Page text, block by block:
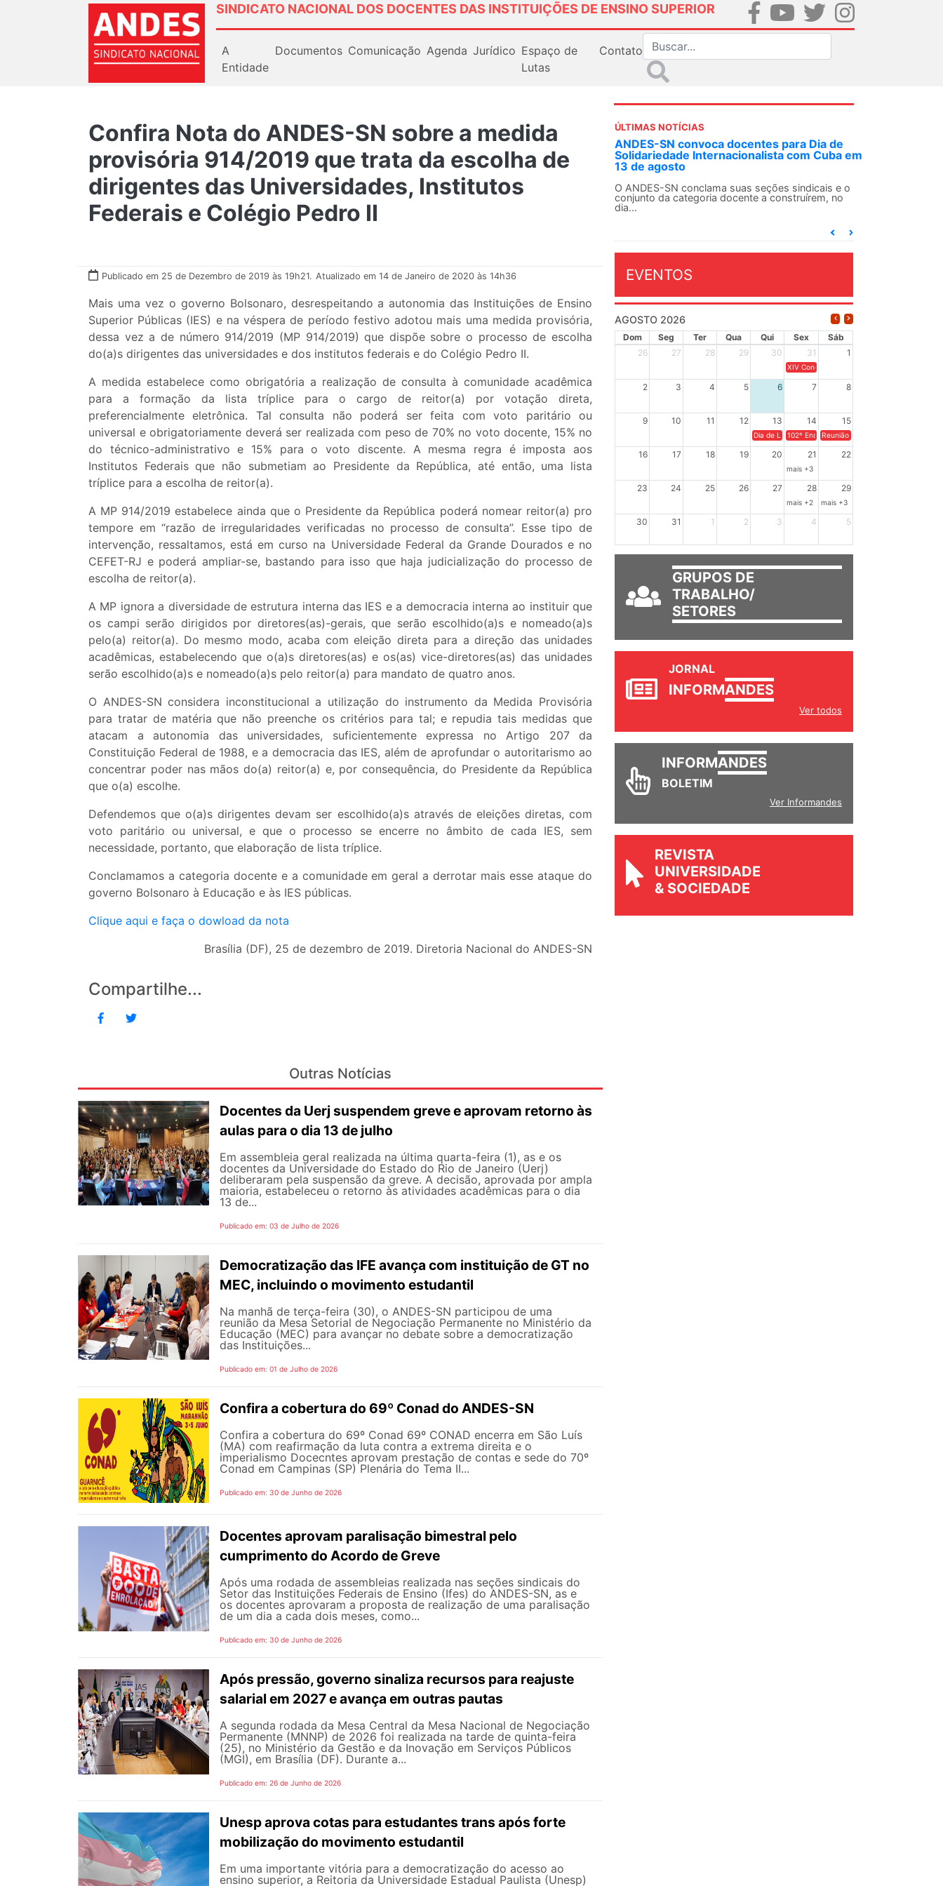
SINDICATO NACIONAL DOS DOCENTES DAS INSTITUIÇÕES DE ENSINO SUPERIOR
A
Entidade
Documentos Comunicação Agenda Jurídico Espaço de
Lutas
Contato
Confira Nota do ANDES-SN sobre a medida
provisória 914/2019 que trata da escolha de
dirigentes das Universidades, Institutos
Federais e Colégio Pedro II
Publicado em 25 de Dezembro de 2019 às 19h21. Atualizado em 14 de Janeiro de 2020 às 14h36
Mais uma vez o governo Bolsonaro, desrespeitando a autonomia das Instituições de Ensino
Superior Públicas (IES) e na véspera de período festivo adotou mais uma medida provisória,
dessa vez a de número 914/2019 (MP 914/2019) que dispõe sobre o processo de escolha
do(a)s dirigentes das universidades e dos institutos federais e do Colégio Pedro II.
A medida estabelece como obrigatória a realização de consulta à comunidade acadêmica
para a formação da lista tríplice para o cargo de reitor(a) por votação direta,
preferencialmente eletrônica. Tal consulta não poderá ser feita com voto paritário ou
universal e obrigatoriamente deverá ser realizada com peso de 70% no voto docente, 15% no
do técnico-administrativo e 15% para o voto discente. A mesma regra é imposta aos
Institutos Federais que não submetiam ao Presidente da República, até então, uma lista
tríplice para a escolha de reitor(a).
A MP 914/2019 estabelece ainda que o Presidente da República poderá nomear reitor(a) pro
tempore em “razão de irregularidades verificadas no processo de consulta”. Esse tipo de
intervenção, ressaltamos, está em curso na Universidade Federal da Grande Dourados e no
CEFET-RJ e poderá ampliar-se, bastando para isso que haja judicialização do processo de
escolha de reitor(a).
A MP ignora a diversidade de estrutura interna das IES e a democracia interna ao instituir que
os campi serão dirigidos por diretores(as)-gerais, que serão escolhido(a)s e nomeado(a)s
pelo(a) reitor(a). Do mesmo modo, acaba com eleição direta para a direção das unidades
acadêmicas, estabelecendo que o(a)s diretores(as) e os(as) vice-diretores(as) das unidades
serão escolhido(a)s e nomeado(a)s pelo reitor(a) para mandato de quatro anos.
O ANDES-SN considera inconstitucional a utilização do instrumento da Medida Provisória
para tratar de matéria que não preenche os critérios para tal; e repudia tais medidas que
atacam a autonomia das universidades, suficientemente expressa no Artigo 207 da
Constituição Federal de 1988, e a democracia das IES, além de aprofundar o autoritarismo ao
concentrar poder nas mãos do(a) reitor(a) e, por consequência, do Presidente da República
que o(a) escolhe.
Defendemos que o(a)s dirigentes devam ser escolhido(a)s através de eleições diretas, com
voto paritário ou universal, e que o processo se encerre no âmbito de cada IES, sem
necessidade, portanto, que elaboração de lista tríplice.
Conclamamos a categoria docente e a comunidade em geral a derrotar mais esse ataque do
governo Bolsonaro à Educação e às IES públicas.
Clique aqui e faça o dowload da nota
Brasília (DF), 25 de dezembro de 2019. Diretoria Nacional do ANDES-SN
Compartilhe...
Outras Notícias
Docentes da Uerj suspendem greve e aprovam retorno às
aulas para o dia 13 de julho
Em assembleia geral realizada na última quarta-feira (1), as e os
docentes da Universidade do Estado do Rio de Janeiro (Uerj)
deliberaram pela suspensão da greve. A decisão, aprovada por ampla
maioria, estabeleceu o retorno às atividades acadêmicas para o dia
13 de...
Publicado em: 03 de Julho de 2026
Democratização das IFE avança com instituição de GT no
MEC, incluindo o movimento estudantil
Na manhã de terça-feira (30), o ANDES-SN participou de uma
reunião da Mesa Setorial de Negociação Permanente no Ministério da
Educação (MEC) para avançar no debate sobre a democratização
das Instituições...
Publicado em: 01 de Julho de 2026
Confira a cobertura do 69º Conad do ANDES-SN
Confira a cobertura do 69º Conad 69º CONAD encerra em São Luís
(MA) com reafirmação da luta contra a extrema direita e o
imperialismo Docecntes aprovam prestação de contas e sede do 70º
Conad em Campinas (SP) Plenária do Tema II...
Publicado em: 30 de Junho de 2026
Docentes aprovam paralisação bimestral pelo
cumprimento do Acordo de Greve
Após uma rodada de assembleias realizada nas seções sindicais do
Setor das Instituições Federais de Ensino (Ifes) do ANDES-SN, as e
os docentes aprovaram a proposta de realização de uma paralisação
de um dia a cada dois meses, como...
Publicado em: 30 de Junho de 2026
Após pressão, governo sinaliza recursos para reajuste
salarial em 2027 e avança em outras pautas
A segunda rodada da Mesa Central da Mesa Nacional de Negociação
Permanente (MNNP) de 2026 foi realizada na tarde de quinta-feira
(25), no Ministério da Gestão e da Inovação em Serviços Públicos
(MGI), em Brasília (DF). Durante a...
Publicado em: 26 de Junho de 2026
Unesp aprova cotas para estudantes trans após forte
mobilização do movimento estudantil
Em uma importante vitória para a democratização do acesso ao
ensino superior, a Reitoria da Universidade Estadual Paulista (Unesp)
ÚLTIMAS NOTÍCIAS
ANDES-SN convoca docentes para Dia de
Solidariedade Internacionalista com Cuba em
13 de agosto
O ANDES-SN conclama suas seções sindicais e o
conjunto da categoria docente a construírem, no
Em decisão inédita, Justiça Federal
ex-agente da ditadura por estupro
Federal Criminal do Rio de Janeiro condenou o...
EVENTOS
AGOSTO 2026
Dom Seg Ter Qua Qui Sex
Sáb
26
27 28 29 30 31 1
XIV Congresso Brasileiro de
2 3 4 5 6 7 8
9 10 11 12 13 14 15
Dia de Luta em Defesa de Cuba e da Soberania dos
102º Encontro da Regional Leste, “Em terra
Reunião GTPE.
16 17 18 19 20 21 22
mais +3
23 24 25 26 27 28 29
mais +2 mais +3
30 31 1 2 3 4 5
GRUPOS DE
TRABALHO/
SETORES
JORNAL
INFORMANDES
Ver todos
INFORMANDES
BOLETIM
Ver Informandes
REVISTA
UNIVERSIDADE
& SOCIEDADE